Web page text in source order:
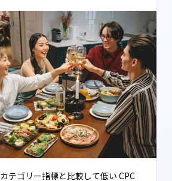
カテゴリー指標と比較して低い CPC